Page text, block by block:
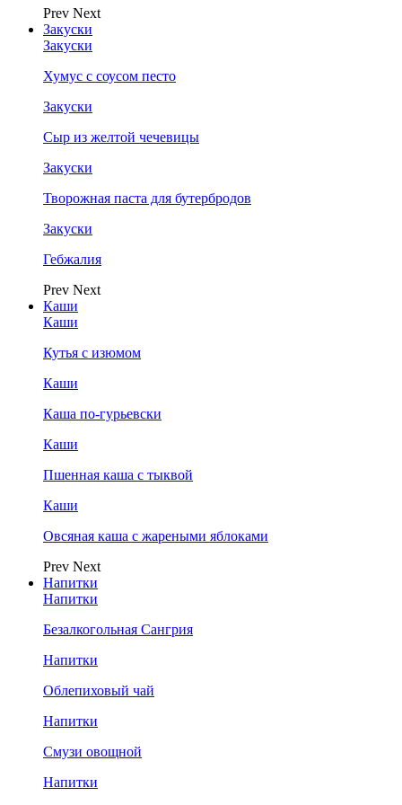
Prev Next
Закуски
Закуски
Хумус с соусом песто
Закуски
Сыр из желтой чечевицы
Закуски
Творожная паста для бутербродов
Закуски
Гебжалия
Prev Next
Каши
Каши
Кутья с изюмом
Каши
Каша по-гурьевски
Каши
Пшенная каша с тыквой
Каши
Овсяная каша с жареными яблоками
Prev Next
Напитки
Напитки
Безалкогольная Сангрия
Напитки
Облепиховый чай
Напитки
Смузи овощной
Напитки